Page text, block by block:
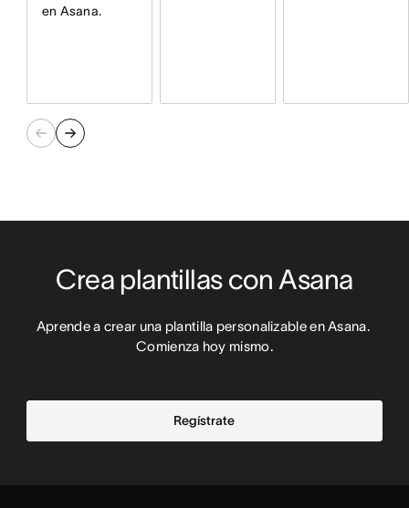
en Asana.
Crea plantillas con Asana
Aprende a crear una plantilla personalizable en Asana.
Comienza hoy mismo.
Regístrate